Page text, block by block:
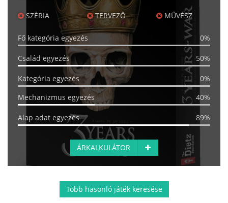
SZÉRIA TERVEZŐ MŰVÉSZ
Fő kategória egyezés 0%
Család egyezés 50%
Kategória egyezés
0%
Mechanizmus egyezés
40%
Alap adat egyezés 89%
ÁRKALKULÁTOR
Több hasonló játék keresése